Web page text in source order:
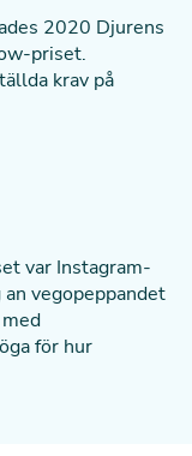
2020 Djurens
priset.
krav på
var Instagram-
vegopeppandet
för hur